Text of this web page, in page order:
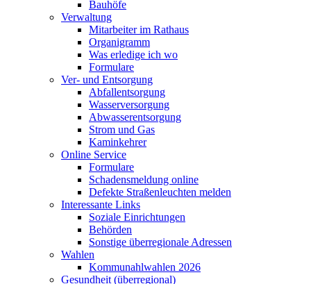
Bauhöfe
Verwaltung
Mitarbeiter im Rathaus
Organigramm
Was erledige ich wo
Formulare
Ver- und Entsorgung
Abfallentsorgung
Wasserversorgung
Abwasserentsorgung
Strom und Gas
Kaminkehrer
Online Service
Formulare
Schadensmeldung online
Defekte Straßenleuchten melden
Interessante Links
Soziale Einrichtungen
Behörden
Sonstige überregionale Adressen
Wahlen
Kommunahlwahlen 2026
Gesundheit (überregional)